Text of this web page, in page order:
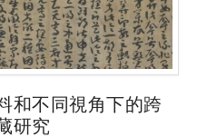
和不同視角下的跨
研究